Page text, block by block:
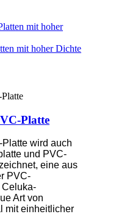
mit hoher Dichte
Platte
wird auch
und PVC-
eine aus
PVC-
Art von
mit einheitlicher